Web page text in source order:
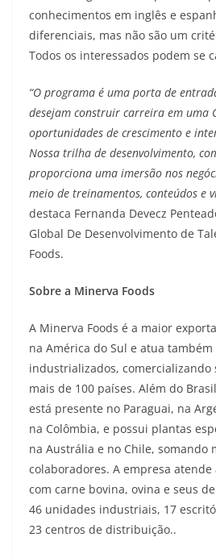
conhecimentos em inglês e
diferenciais, mas não são um
Todos os interessados podem se
“O programa é uma porta de
desejam construir carreira em uma
oportunidades de crescimento e
Nossa trilha de desenvolvimento,
proporciona uma imersão nos
meio de treinamentos, conteúdos e
destaca Fernanda Devecz
Global De Desenvolvimento de
Foods.
Sobre a Minerva Foods
A Minerva Foods é a maior
na América do Sul e atua
industrializados, comercializando
mais de 100 países. Além do
está presente no Paraguai, na
na Colômbia, e possui plantas
na Austrália e no Chile, somando
colaboradores. A empresa
com carne bovina, ovina e seus
46 unidades industriais, 17
23 centros de distribuição..